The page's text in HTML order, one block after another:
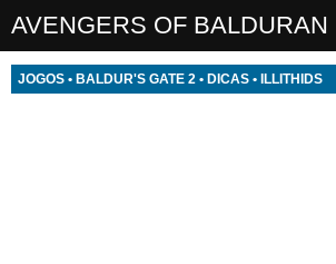
AVENGERS OF BALDURAN
JOGOS • BALDUR'S GATE 2 • DICAS • ILLITHIDS